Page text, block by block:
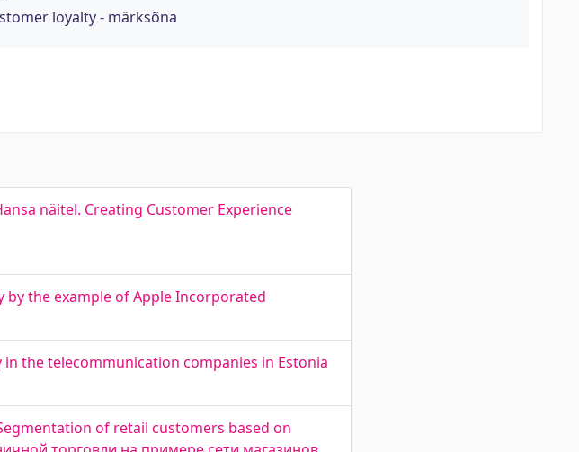
loyalty - märksõna
näitel. Creating Customer Experience
the example of Apple Incorporated
the telecommunication companies in Estonia
of retail customers based on